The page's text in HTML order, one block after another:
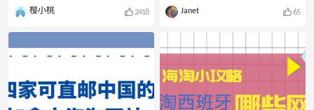
面开跑，还没参加过亚马逊
Prime会员日促销的萌新们，
2023亚马逊Prime会员日海淘攻
略汇总一定要收藏哦，本篇内
员活动通道、历年Prime会员日
樱小桃 2418
美妆护肤品价格也比较具有优
势想要西淘的姐妹可以留下来
看看今天给大家分享几个西班
牙可以直邮中国的海淘网站
1.Perfume'sClub：这个网站是欧
洲很有影响力的在线零售网
买到全球一线大牌。中文网还
Janet 65